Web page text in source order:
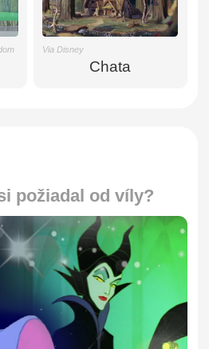
Via Disney
Chata
požiadal od víly?